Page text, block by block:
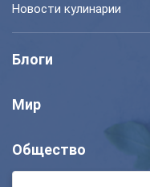
Новости кулинарии
Блоги
Мир
Общество